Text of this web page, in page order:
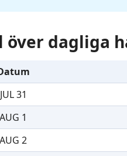
över dagliga
JUL 31
AUG 1
AUG 2